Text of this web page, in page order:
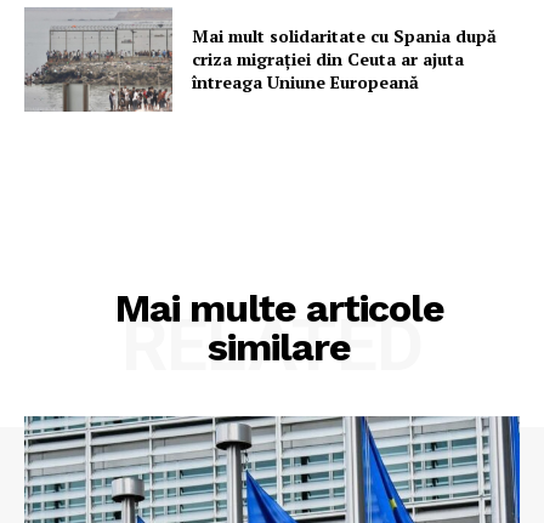
Mai mult solidaritate cu Spania după
criza migrației din Ceuta ar ajuta
întreaga Uniune Europeană
Mai multe articole
similare
RELATED